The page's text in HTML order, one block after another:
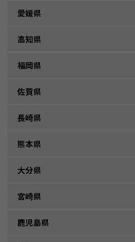
愛媛県
高知県
福岡県
佐賀県
長崎県
熊本県
大分県
宮崎県
鹿児島県